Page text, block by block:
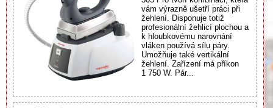
vám výrazně ušetří práci při
žehlení. Disponuje totiž
profesionální žehlicí plochou a
k hloubkovému narovnání
vláken používá sílu páry.
Umožňuje také vertikální
žehlení. Zařízení má příkon
1 750 W. Pár...